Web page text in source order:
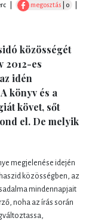
megosztás | 0
közösségét
2012-es
idén
könyv és a
követ, sőt
el. De melyik
megjelenése idején
közösségben, az
mindennapjait
noha az írás során